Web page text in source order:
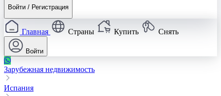
Войти / Регистрация
Главная Страны Купить Снять
Войти
Зарубежная недвижимость
Испания